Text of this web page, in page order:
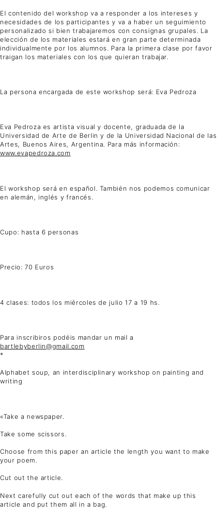
El contenido del workshop va a responder a los intereses y
necesidades de los participantes y va a haber un seguimiento
personalizado si bien trabajaremos con consignas grupales. La
elección de los materiales estará en gran parte determinada
individualmente por los alumnos. Para la primera clase por favor
traigan los materiales con los que quieran trabajar.
La persona encargada de este workshop será: Eva Pedroza
Eva Pedroza es artista visual y docente, graduada de la
Universidad de Arte de Berlin y de la Universidad Nacional de las
Artes, Buenos Aires, Argentina. Para más información:
www.evapedroza.com
El workshop será en español. También nos podemos comunicar
en alemán, inglés y francés.
Cupo: hasta 6 personas
Precio: 70 Euros
4 clases: todos los miércoles de julio 17 a 19 hs.
Para inscribiros podéis mandar un mail a
bartlebyberlin@gmail.com
*
Alphabet soup, an interdisciplinary workshop on painting and
writing
«Take a newspaper.
Take some scissors.
Choose from this paper an article the length you want to make
your poem.
Cut out the article.
Next carefully cut out each of the words that make up this
article and put them all in a bag.